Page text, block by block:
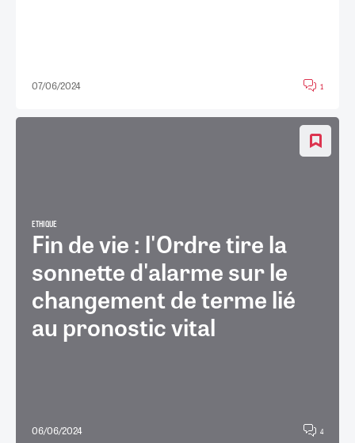
07/06/2024 1
ETHIQUE
Fin de vie : l'Ordre tire la
sonnette d'alarme sur le
changement de terme lié
au pronostic vital
06/06/2024 4